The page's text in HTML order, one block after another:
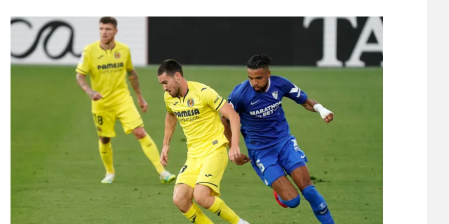
תקנון משתתפים וזוכים בפרסים
תקנון עבור פעילות אלקטרה
תקנון עבור פעילות ספורט 1 – "מרלן"
טניס
רשיון להקרנה פומבית לבית עסק
הצטרפות לחבילת הערוצים
לוח דרושים – ג'ובנט
הפועל תל אביב
בני יהודה
ליגה סינית
ליגה ברזילאית
ליגות נוספות